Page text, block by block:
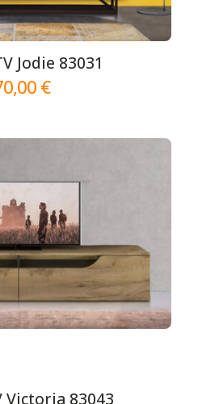
Jodie 83031
€
Victoria 83043